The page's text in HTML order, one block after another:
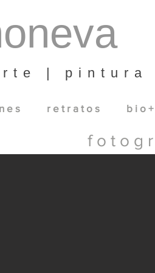
| pintura
f o t o g
e s r e t r a t o s b i o